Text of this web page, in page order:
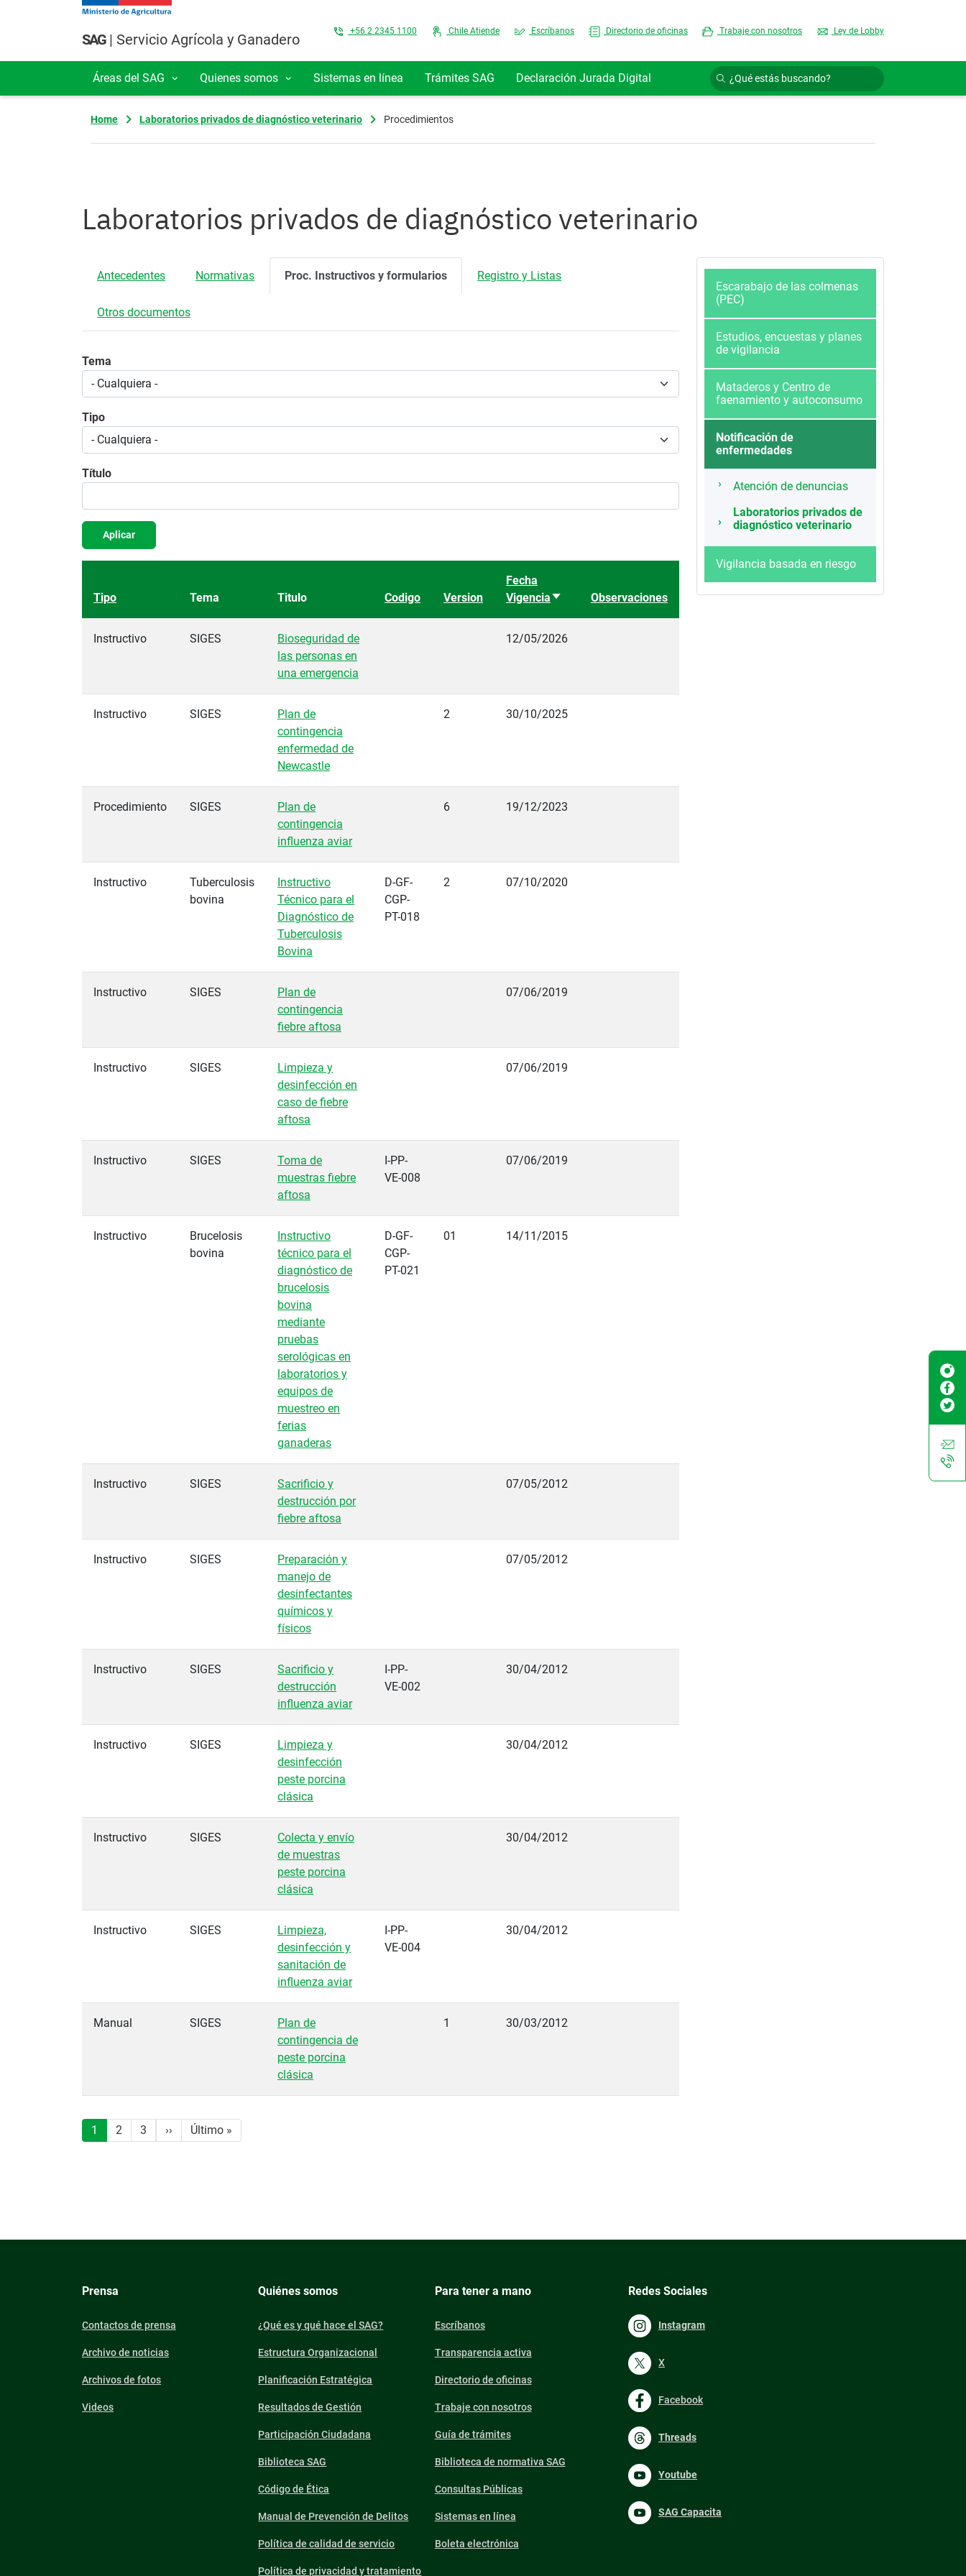
Pasar al contenido principal
SAG| Servicio Agrícola y Ganadero Top Menu
+56 2 2345 1100 Chile Atiende Escríbanos Directorio de oficinas Trabaje con nosotros Ley de Lobby
Navegación principal
Áreas del SAG Quienes somos Sistemas en línea Trámites SAG Declaración Jurada Digital
Home Laboratorios privados de diagnóstico veterinario Procedimientos
Laboratorios privados de diagnóstico veterinario
Antecedentes Normativas Proc. Instructivos y formularios Registro y Listas
Otros documentos
Tema
Tipo
Título
Aplicar
Tipo Tema Titulo Codigo Version
Fecha
VigenciaOrdenar ascendente
Observaciones
Instructivo SIGES
Bioseguridad de
las personas en
una emergencia
12/05/2026
Instructivo SIGES
Plan de
contingencia
enfermedad de
Newcastle
2 30/10/2025
Procedimiento SIGES
Plan de
contingencia
influenza aviar
6 19/12/2023
Instructivo
Tuberculosis
bovina
Instructivo
Técnico para el
Diagnóstico de
Tuberculosis
Bovina
D-GF-
CGP-
PT-018
2 07/10/2020
Instructivo SIGES
Plan de
contingencia
fiebre aftosa
07/06/2019
Instructivo SIGES
Limpieza y
desinfección en
caso de fiebre
aftosa
07/06/2019
Instructivo SIGES
Toma de
muestras fiebre
aftosa
I-PP-
VE-008
07/06/2019
Instructivo
Brucelosis
bovina
Instructivo
técnico para el
diagnóstico de
brucelosis
bovina
mediante
pruebas
serológicas en
laboratorios y
equipos de
muestreo en
ferias
ganaderas
D-GF-
CGP-
PT-021
01 14/11/2015
Instructivo SIGES
Sacrificio y
destrucción por
fiebre aftosa
07/05/2012
Instructivo SIGES
Preparación y
manejo de
desinfectantes
químicos y
físicos
07/05/2012
Instructivo SIGES
Sacrificio y
destrucción
influenza aviar
I-PP-
VE-002
30/04/2012
Instructivo SIGES
Limpieza y
desinfección
peste porcina
clásica
30/04/2012
Instructivo SIGES
Colecta y envío
de muestras
peste porcina
clásica
30/04/2012
Instructivo SIGES
Limpieza,
desinfección y
sanitación de
influenza aviar
I-PP-
VE-004
30/04/2012
Manual SIGES
Plan de
contingencia de
peste porcina
clásica
1 30/03/2012
Paginación
1 2 3 ›› Siguiente página
Último »
Escarabajo de las colmenas
(PEC)
Estudios, encuestas y planes
de vigilancia
Mataderos y Centro de
faenamiento y autoconsumo
Notificación de
enfermedades
Atención de denuncias
Laboratorios privados de
diagnóstico veterinario
Vigilancia basada en riesgo
Prensa
Contactos de prensa
Archivo de noticias
Archivos de fotos
Videos
Quiénes somos
¿Qué es y qué hace el SAG?
Estructura Organizacional
Planificación Estratégica
Resultados de Gestión
Participación Ciudadana
Biblioteca SAG
Código de Ética
Manual de Prevención de Delitos
Política de calidad de servicio
Política de privacidad y tratamiento
Para tener a mano
Escríbanos
Transparencia activa
Directorio de oficinas
Trabaje con nosotros
Guía de trámites
Biblioteca de normativa SAG
Consultas Públicas
Sistemas en línea
Boleta electrónica
Redes Sociales
Instagram
X
Facebook
Threads
Youtube
SAG Capacita